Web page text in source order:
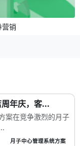
营销
年庆，客...
案在竞争激烈的月子
月子中心管理系统方案